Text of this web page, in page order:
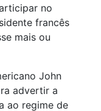
no
francês
mais ou
John
advertir a
ao regime de